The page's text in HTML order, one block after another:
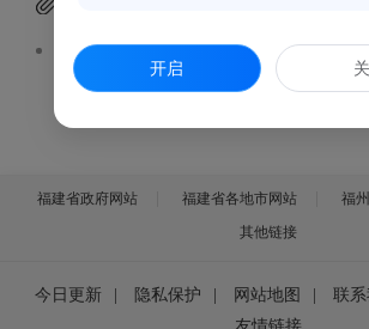
福州鼓楼同福医西湖口腔门诊部《医疗广告审查证明
福建省政府网站 福建省各地市网站
福
其他链接
今日更新 隐私保护 网站地图 联系
开启